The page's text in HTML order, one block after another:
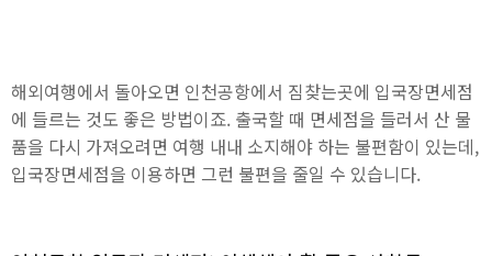
해외여행에서 돌아오면 인천공항에서 짐찾는곳에 입국장면세점
에 들르는 것도 좋은 방법이죠. 출국할 때 면세점을 들러서 산 물
품을 다시 가져오려면 여행 내내 소지해야 하는 불편함이 있는데,
입국장면세점을 이용하면 그런 불편을 줄일 수 있습니다.